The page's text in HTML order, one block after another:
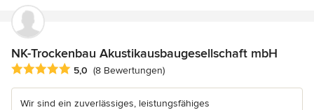
NK-Trockenbau Akustikausbaugesellschaft mbH
Durchschnittliche Bewertung: 5 von 5 Sternen
5,0 (8 Bewertungen)
Wir sind ein zuverlässiges, leistungsfähiges